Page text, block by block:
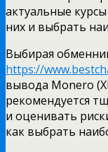
актуальные
них и выбрать
Выбирая
https://
вывода Monero
рекомендуется
и оценивать
как выбрать